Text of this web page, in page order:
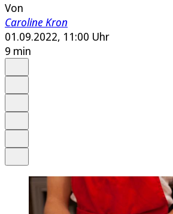
Von
Caroline Kron
01.09.2022, 11:00 Uhr
9 min